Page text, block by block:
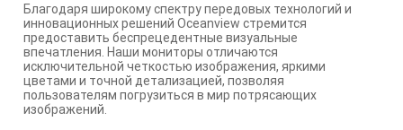
Благодаря широкому спектру передовых технологий и
инновационных решений Oceanview стремится
предоставить беспрецедентные визуальные
впечатления. Наши мониторы отличаются
исключительной четкостью изображения, яркими
цветами и точной детализацией, позволяя
пользователям погрузиться в мир потрясающих
изображений.